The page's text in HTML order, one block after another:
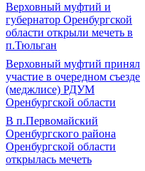
Верховный муфтий и
губернатор Оренбургской
области открыли мечеть в
п.Тюльган
Верховный муфтий принял
участие в очередном съезде
(меджлисе) РДУМ
Оренбургской области
В п.Первомайский
Оренбургского района
Оренбургской области
открылась мечеть